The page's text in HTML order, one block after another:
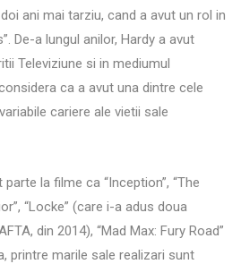
ani mai tarziu, cand a avut un rol in
De-a lungul anilor, Hardy a avut
Televiziune si in mediumul
ca a avut una dintre cele
cariere ale vietii sale
la filme ca “Inception”, “The
“Locke” (care i-a adus doua
din 2014), “Mad Max: Fury Road”
printre marile sale realizari sunt